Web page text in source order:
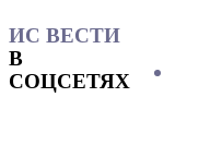
ИС ВЕСТИ
В
СОЦСЕТЯХ